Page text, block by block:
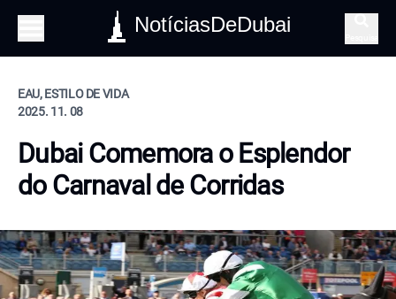
NotíciasDeDubai
EAU, ESTILO DE VIDA
2025. 11. 08
Dubai Comemora o Esplendor
do Carnaval de Corridas